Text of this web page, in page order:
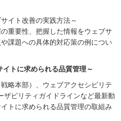
イト改善の実践方法～
重要性、把握した情報をウェブサ
課題への具体的対応策の例につい
トに求められる品質管理～
略本部）、ウェブアクセシビリテ
ザビリティガイドラインなど最新動
トに求められる品質管理の取組み